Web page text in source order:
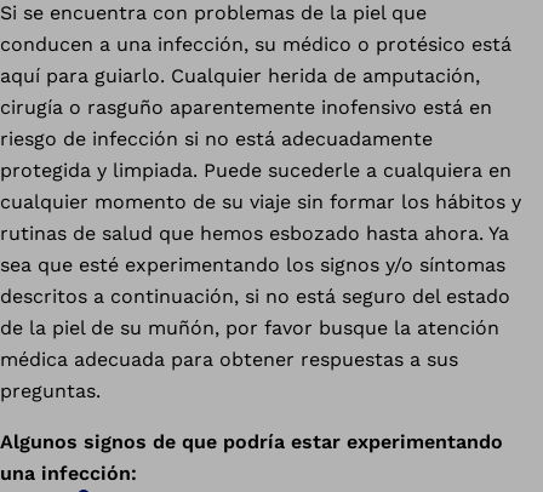
Si se encuentra con problemas de la piel que
conducen a una infección, su médico o protésico está
aquí para guiarlo. Cualquier herida de amputación,
cirugía o rasguño aparentemente inofensivo está en
riesgo de infección si no está adecuadamente
protegida y limpiada. Puede sucederle a cualquiera en
cualquier momento de su viaje sin formar los hábitos y
rutinas de salud que hemos esbozado hasta ahora. Ya
sea que esté experimentando los signos y/o síntomas
descritos a continuación, si no está seguro del estado
de la piel de su muñón, por favor busque la atención
médica adecuada para obtener respuestas a sus
preguntas.
Algunos signos de que podría estar experimentando
una infección: